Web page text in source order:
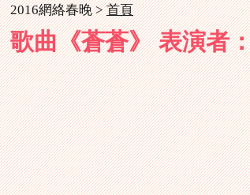
2016網絡春晚 >首頁
歌曲《蒼蒼》 表演者